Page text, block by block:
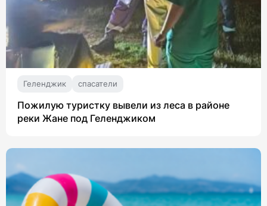
Геленджик спасатели
Пожилую туристку вывели из леса в районе
реки Жане под Геленджиком